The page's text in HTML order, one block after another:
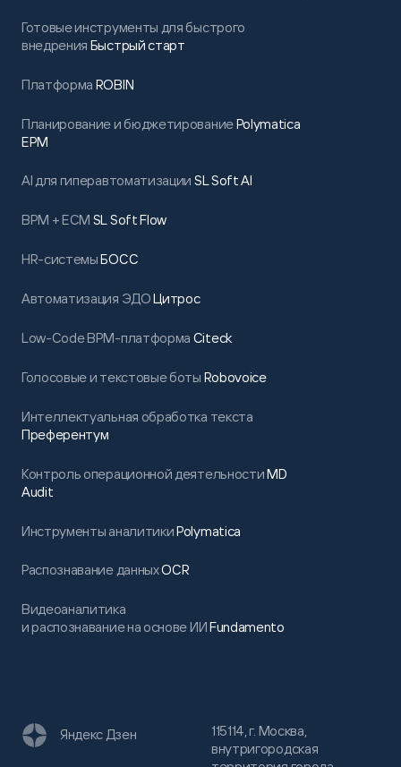
Готовые инструменты для быстрого
внедрения Быстрый старт
Платформа ROBIN
Планирование и бюджетированиеPolymatica
EPM
AI для гиперавтоматизации SL Soft AI
BPM + ECM SL Soft Flow
HR-системыБОСС
Автоматизация ЭДОЦитрос
Low-Code BPM-платформа Citeck
Голосовые и текстовые боты Robovoice
Интеллектуальная обработка текста
Преферентум
Контроль операционной деятельностиMD
Audit
Инструменты аналитикиPolymatica
Распознавание данныхOCR
Видеоаналитика
и распознавание на основе ИИFundamento
115114, г. Москва,
внутригородская
Яндекс Дзен